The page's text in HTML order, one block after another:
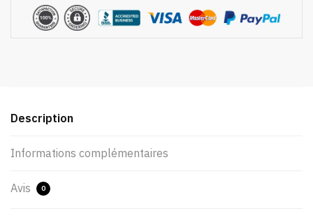
Description
Informations complémentaires
Avis 0